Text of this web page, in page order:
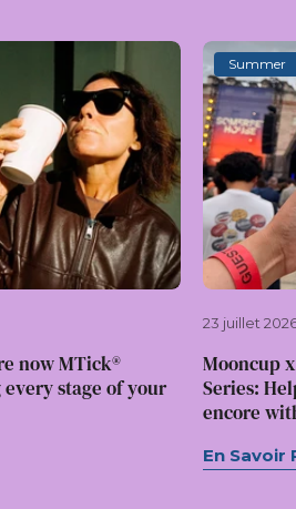
now MTick®
stage of your
Summer
23 juillet
Mooncup
Series:
encore
En Savoir